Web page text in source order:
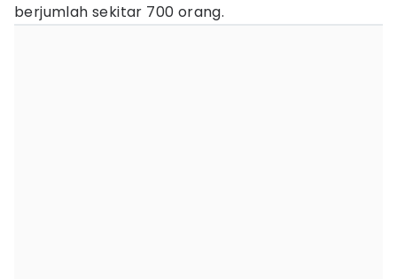
berjumlah sekitar 700 orang.